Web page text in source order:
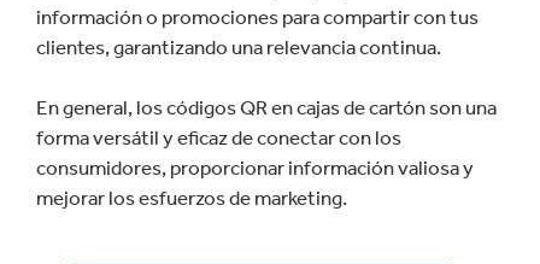
información o promociones para compartir con tus
clientes, garantizando una relevancia continua.
En general, los códigos QR en cajas de cartón son una
forma versátil y eficaz de conectar con los
consumidores, proporcionar información valiosa y
mejorar los esfuerzos de marketing.